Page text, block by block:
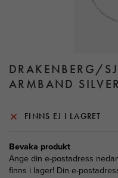
DRAKENBERG/
ARMBAND SILVER
FINNS EJ I LAGRET
Bevaka produkt
Ange din e-postadress
finns i lager! Din e-